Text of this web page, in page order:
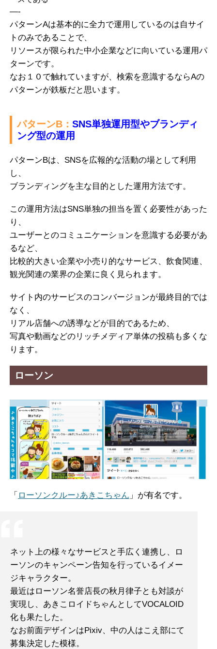
—-
パターンAは基本的に全力で運用しているのは自サイ
トのみであることで、
リソースが限られた中小企業などに向いている運用パ
ターンです。
なお１０で触れていますが、検索を意識するならAの
パターンが鉄板だと思います。
パターンB： SNS単独運用型やブランディ
ング型の運用
パターンBは、SNSを広報的な活動の場として利用
し、
ブランディングを主な目的とした運用方法です。
この運用方法はSNS単独の担当を置く必要性があった
り、
ユーザーとのコミュニケーションを意識する必要があ
るなど、
比較的大きい企業や小売り的なサービス、飲食関連、
観光関連の業界の企業に良く見られます。
サイト内のサービスのコンバージョンが最終目的では
なく、
リアル店舗への誘導などが目的であるため、
写真や動画などのリッチメディア単体の投稿も多くな
ります。
ローソン
「 ローソンクルー♪あきこちゃん 」が有名です。
ネット上の様々なサービスと手広く連携し、ロ
ーソンのキャンペーン告知を行っているイメー
ジキャラクター。
最近はローソン名誉店長の秋月律子とも対談が
実現し、あきこロイドちゃんとしてVOCALOID
化も果たした。
なお前面デザインはPixiv、中の人はこえ部にて
募集決定した模様。